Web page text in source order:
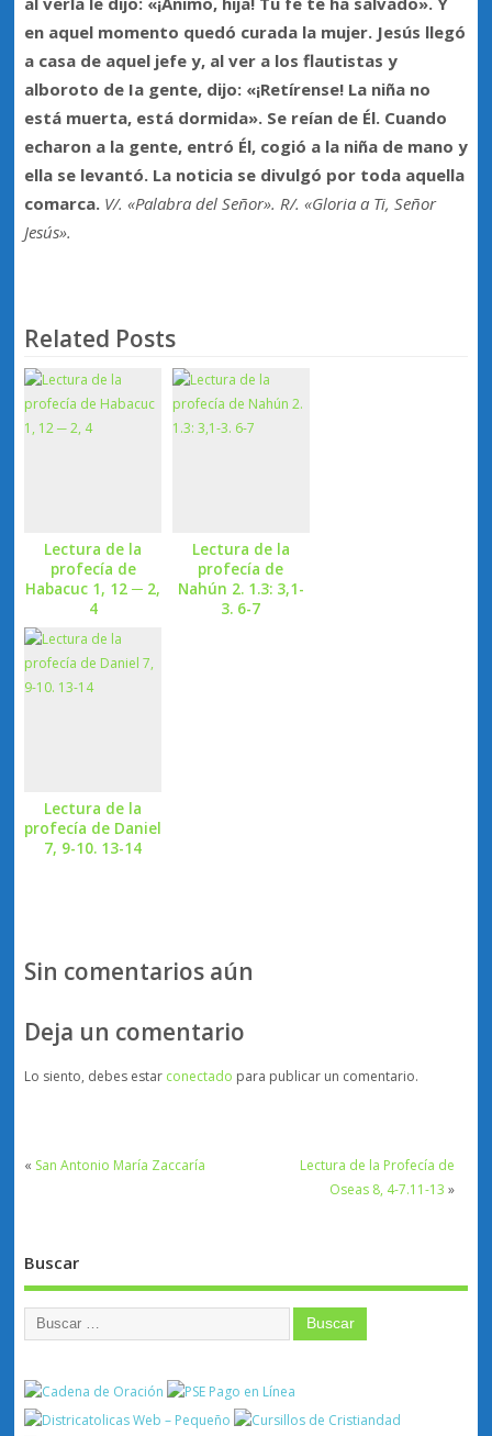
en aquel momento quedó curada la mujer. Jesús llegó
a casa de aquel jefe y, al ver a los flautistas y
alboroto de Ia gente, dijo: «¡Retírense! La niña no
está muerta, está dormida». Se reían de Él. Cuando
echaron a la gente, entró Él, cogió a la niña de mano y
ella se levantó. La noticia se divulgó por toda aquella
comarca. V/. «Palabra del Señor». R/. «Gloria a Ti, Señor
Jesús».
Related Posts
Lectura de la
profecía de
Habacuc 1, 12 ─ 2,
4
Lectura de la
profecía de
Nahún 2. 1.3: 3,1-
3. 6-7
Lectura de la
profecía de Daniel
7, 9-10. 13-14
Sin comentarios aún
Deja un comentario
Lo siento, debes estar conectado para publicar un comentario.
« San Antonio María Zaccaría
Lectura de la Profecía de
Oseas 8, 4-7.11-13 »
Buscar